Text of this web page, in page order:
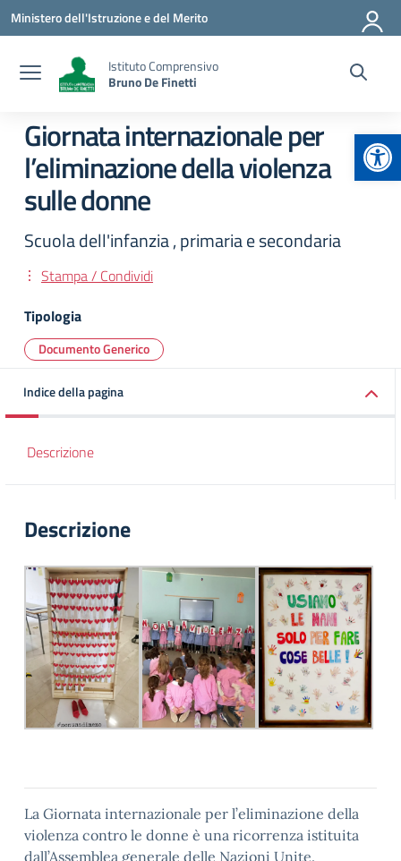
Vai ai contenuti
Vai al menu di navigazione
Vai al footer
Ministero dell'Istruzione e del Merito
Istituto Comprensivo
Bruno De Finetti
Giornata internazionale per
l’eliminazione della violenza
sulle donne
Scuola dell'infanzia , primaria e secondaria
Stampa / Condividi
Tipologia
Documento Generico
Indice della pagina
Descrizione
Descrizione
La Giornata internazionale per l’eliminazione della
violenza contro le donne è una ricorrenza istituita
dall’Assemblea generale delle Nazioni Unite.